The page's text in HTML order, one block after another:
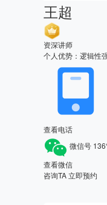
王超
资深讲师
个人优势：逻辑性
查看电话
微信号
查看微信
咨询TA立即预约